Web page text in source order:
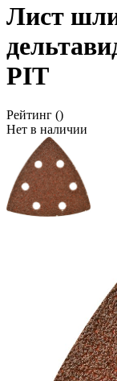
Лист
PIT
Рейтинг ()
Нет в наличии